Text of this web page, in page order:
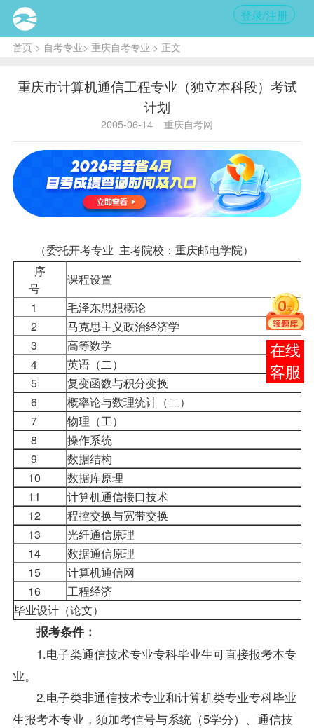
登录/注册
首页> 自考专业> 重庆自考专业 > 正文
重庆市计算机通信工程专业（独立本科段）考试
计划
2005-06-14 重庆自考网
（委托开考专业 主考院校：重庆邮电学院）
序
号
课程设置
1
毛泽东思想概论
2
马克思主义政治经济学
3
高等数学
4
英语（二）
5
复变函数与积分变换
6
概率论与数理统计（二）
7
物理（工）
8
操作系统
9
数据结构
10
数据库原理
11
计算机通信接口技术
12
程控交换与宽带交换
13
光纤通信原理
14
数据通信原理
15
计算机通信网
16
工程经济
毕业设计（论文）
报考条件：
1.电子类通信技术专业专科毕业生可直接报考本专
业。
2.电子类非通信技术专业和计算机类专业专科毕业
生报考本专业，须加考信号与系统（5学分）、通信技
在线
客服